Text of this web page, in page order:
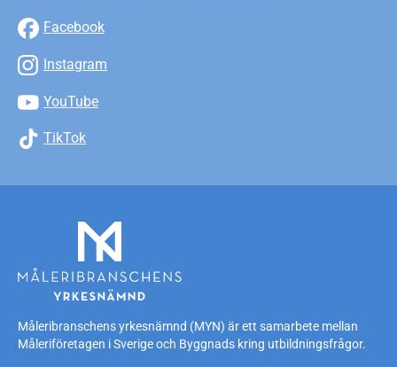
Facebook
Instagram
YouTube
TikTok
Måleribranschens yrkesnämnd (MYN) är ett samarbete mellan
Måleriföretagen i Sverige och Byggnads kring utbildningsfrågor.